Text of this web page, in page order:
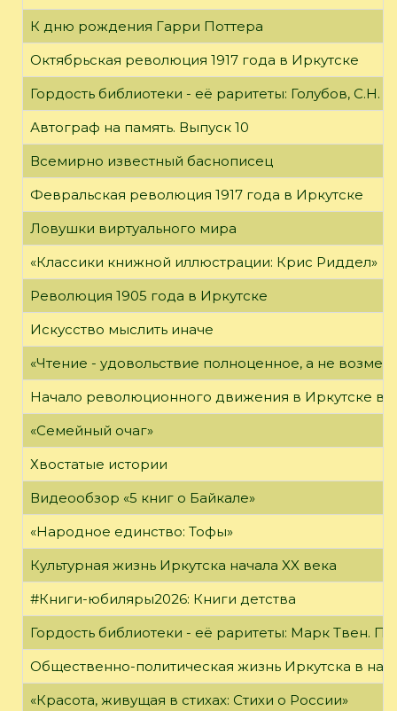
К дню рождения Гарри Поттера
Октябрьская революция 1917 года в Иркутске
Гордость библиотеки - её раритеты: Голубов, С.Н.
Автограф на память. Выпуск 10
Всемирно известный баснописец
Февральская революция 1917 года в Иркутске
Ловушки виртуального мира
«Классики книжной иллюстрации: Крис Риддел»
Революция 1905 года в Иркутске
Искусство мыслить иначе
«Чтение - удовольствие полноценное, а не
Начало революционного движения в Иркутске в
«Семейный очаг»
Хвостатые истории
Видеообзор «5 книг о Байкале»
«Народное единство: Тофы»
Культурная жизнь Иркутска начала XX века
#Книги-юбиляры2026: Книги детства
Гордость библиотеки - её раритеты: Марк Твен.
Общественно-политическая жизнь Иркутска в
«Красота, живущая в стихах: Стихи о России»